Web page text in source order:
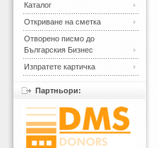
Каталог
Откриване на сметка
Отворено писмо до
Българския Бизнес
Изпратете картичка
Партньори: